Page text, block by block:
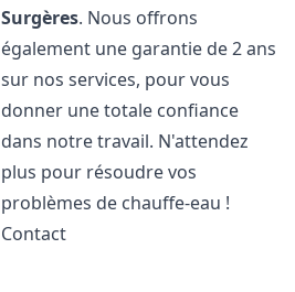
Surgères. Nous offrons
également une garantie de 2 ans
sur nos services, pour vous
donner une totale confiance
dans notre travail. N'attendez
plus pour résoudre vos
problèmes de chauffe-eau !
Contact